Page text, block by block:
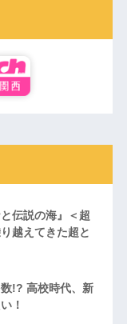
伝説の海』＜超
越えてきた超と
!? 高校時代、新
！